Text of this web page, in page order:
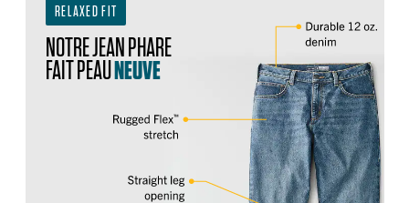
RELAXED FIT
NOTRE JEAN PHARE
FAIT PEAUNEUVE